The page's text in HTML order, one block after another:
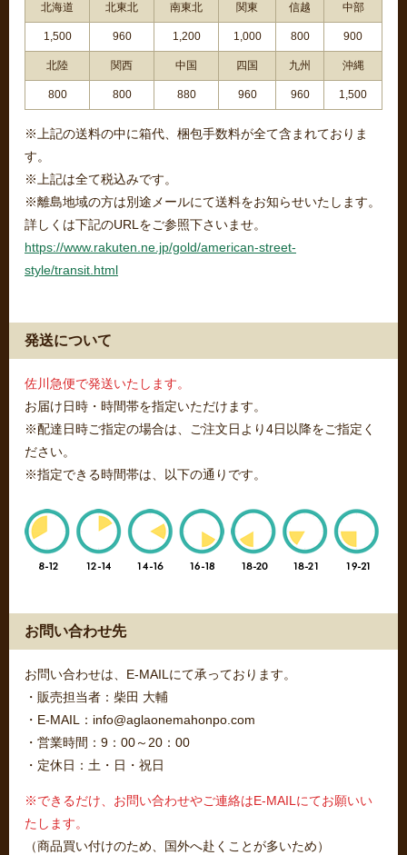
北海道 北東北 南東北 関東 信越 中部
1,500 960 1,200 1,000 800 900
北陸 関西 中国 四国 九州 沖縄
800 800 880 960 960 1,500
※上記の送料の中に箱代、梱包手数料が全て含まれておりま
す。
※上記は全て税込みです。
※離島地域の方は別途メールにて送料をお知らせいたします。
詳しくは下記のURLをご参照下さいませ。
https://www.rakuten.ne.jp/gold/american-street-
style/transit.html
発送について
佐川急便で発送いたします。
お届け日時・時間帯を指定いただけます。
※配達日時ご指定の場合は、ご注文日より4日以降をご指定く
ださい。
※指定できる時間帯は、以下の通りです。
お問い合わせ先
お問い合わせは、E-MAILにて承っております。
・販売担当者：柴田 大輔
・E-MAIL：info@aglaonemahonpo.com
・営業時間：9：00～20：00
・定休日：土・日・祝日
※できるだけ、お問い合わせやご連絡はE-MAILにてお願いい
たします。
（商品買い付けのため、国外へ赴くことが多いため）